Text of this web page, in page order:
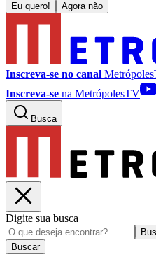
Eu quero! Agora não
Inscreva-se no canal
Inscreva-se na MetrópolesTV
Busca
Digite sua busca
Buscar